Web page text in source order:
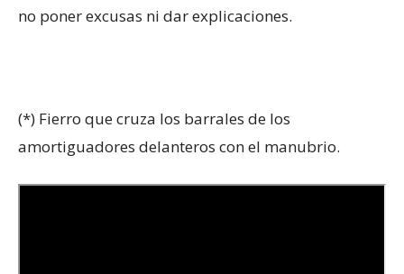
no poner excusas ni dar explicaciones.
(*) Fierro que cruza los barrales de los
amortiguadores delanteros con el manubrio.